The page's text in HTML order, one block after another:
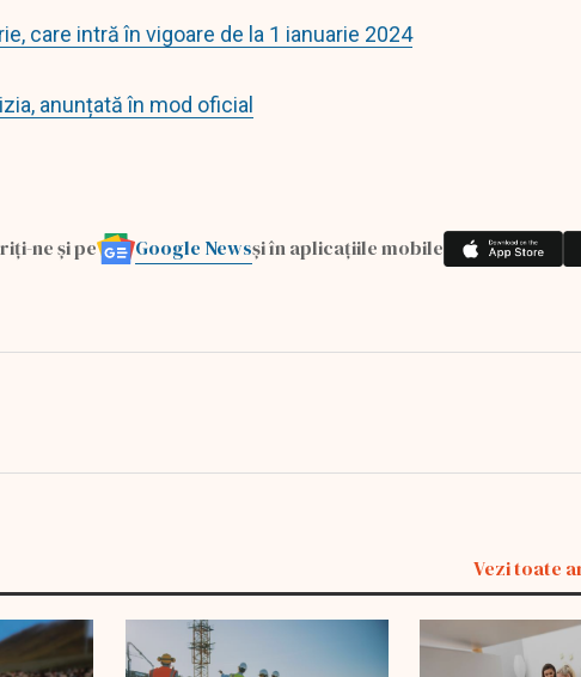
care intră în vigoare de la 1 ianuarie 2024
anunțată în mod oficial
ne și pe Google Newsși în aplicațiile mobile
Vezi toate